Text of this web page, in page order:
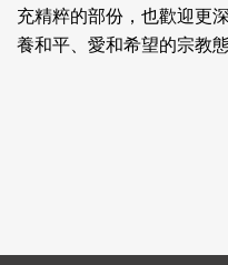
充精粹的部份，也歡迎更
養和平、愛和希望的宗教